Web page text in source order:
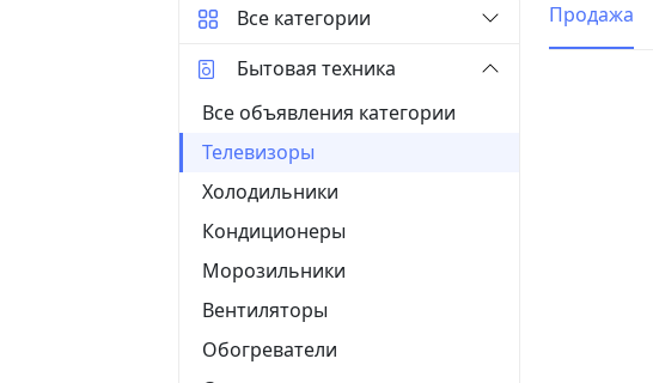
Продажа
Все категории
Бытовая техника
Все объявления категории
Телевизоры
Холодильники
Кондиционеры
Морозильники
Вентиляторы
Обогреватели